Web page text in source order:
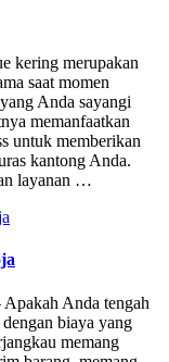
kering merupakan
saat momen
Anda sayangi
memanfaatkan
untuk memberikan
kantong Anda.
layanan …
Anda tengah
biaya yang
memang